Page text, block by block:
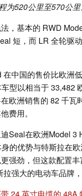
为520公里至570公里
，基本的 RWD
短，而 LR 全轮驱
在中国的售价比欧洲
型以相当于 33,482
欧洲销售的 82 千
费用。
Seal在欧洲Model
的优势与特斯拉在
强劲，但这款配置
拉强大的电动车品牌